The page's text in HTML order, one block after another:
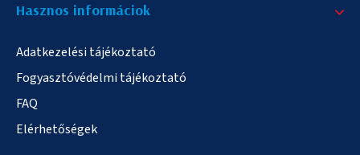
Hasznos informáciok
Adatkezelési tájékoztató
Fogyasztóvédelmi tájékoztató
FAQ
Elérhetőségek